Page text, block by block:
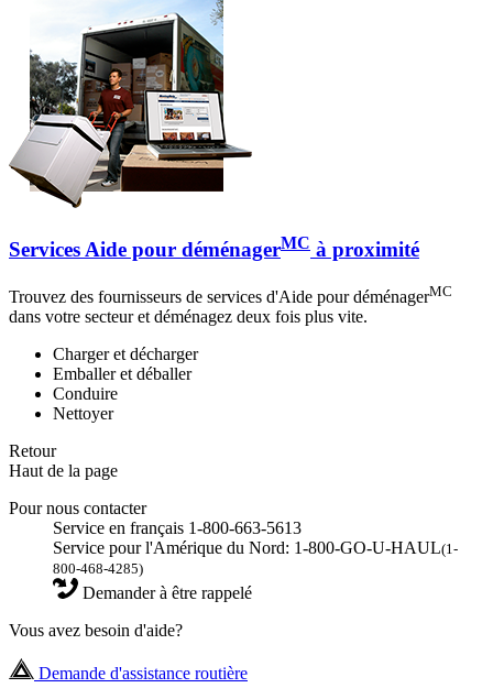
Services Aide pour déménagerMC à proximité
Trouvez des fournisseurs de services d'Aide pour déménagerMC
dans votre secteur et déménagez deux fois plus vite.
Charger et décharger
Emballer et déballer
Conduire
Nettoyer
Retour
Haut de la page
Pour nous contacter
Service en français 1-800-663-5613
Service pour l'Amérique du Nord: 1-800-GO-U-HAUL(1-
800-468-4285)
Demander à être rappelé
Vous avez besoin d'aide?
Demande d'assistance routière